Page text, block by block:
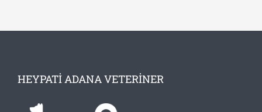
HEYPATI ADANA VETERINER